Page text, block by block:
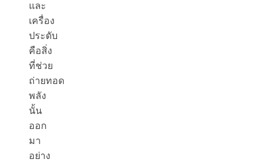
และ
เครื่อง
ประดับ
คือสิ่ง
ที่ช่วย
ถ่ายทอด
พลัง
นั้น
ออก
มา
อย่าง